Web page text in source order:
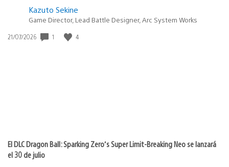
Kazuto Sekine
Game Director, Lead Battle Designer, Arc System Works
Fecha
21/07/2026 1 4
El DLC Dragon Ball: Sparking Zero’s Super Limit-Breaking Neo se lanzará
el 30 de julio